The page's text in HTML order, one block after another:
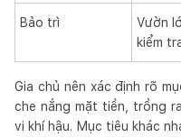
Bảo trì
Vườn
kiểm
Gia chủ nên xác định rõ
che nắng mặt tiền, trồng
vi khí hậu. Mục tiêu khác